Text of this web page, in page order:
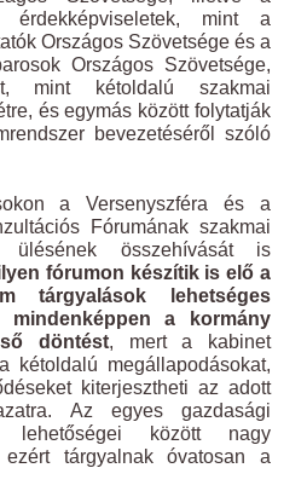
érdekképviseletek, mint a
Országos Szövetsége és a
Országos Szövetsége,
mint kétoldalú szakmai
és egymás között folytatják
bevezetéséről szóló
a Versenyszféra és a
Fórumának szakmai
ülésének összehívását is
fórumon készítik is elő a
tárgyalások lehetséges
mindenképpen a kormány
döntést, mert a kabinet
kétoldalú megállapodásokat,
kiterjesztheti az adott
Az egyes gazdasági
lehetőségei között nagy
ezért tárgyalnak óvatosan a